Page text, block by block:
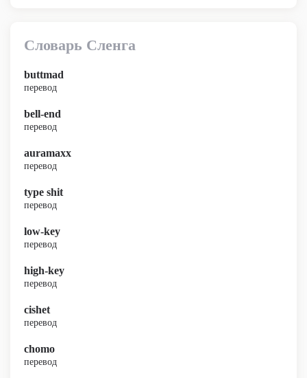
Словарь Сленга
buttmad
перевод
bell-end
перевод
auramaxx
перевод
type shit
перевод
low-key
перевод
high-key
перевод
cishet
перевод
chomo
перевод